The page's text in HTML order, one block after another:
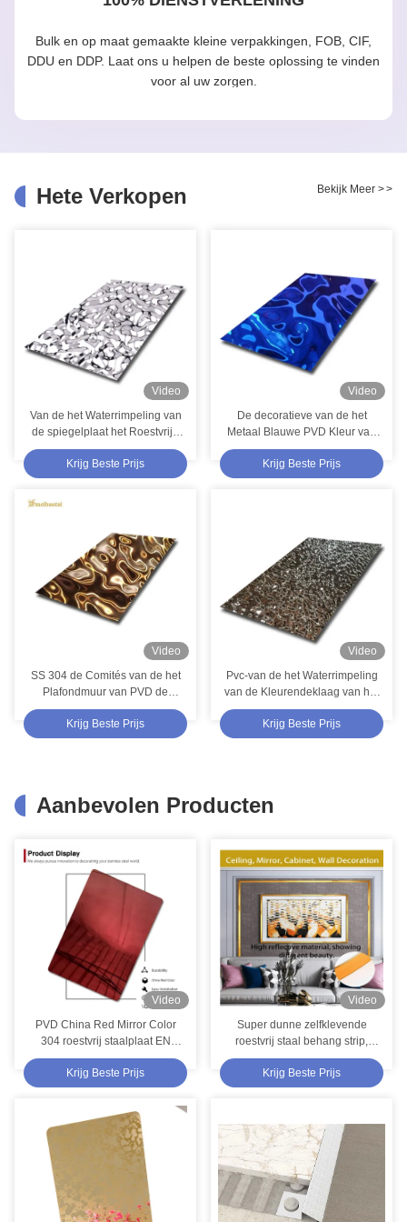
Bulk en op maat gemaakte kleine verpakkingen, FOB, CIF,
DDU en DDP. Laat ons u helpen de beste oplossing te vinden
voor al uw zorgen.
Hete Verkopen Bekijk Meer >>
Video
Van de het Waterrimpeling van
de spiegelplaat het Roestvrije
staalblad voor Plafond
Krijg Beste Prijs
Video
De decoratieve van de het
Metaal Blauwe PVD Kleur van
het Roestvrij staalblad
Rimpeling van het de
Deklaagwater
Krijg Beste Prijs
Video
SS 304 de Comités van de het
Plafondmuur van PVD de
Gouden Decoratieve Plaat van
de Waterrimpeling
Krijg Beste Prijs
Video
Pvc-van de het Waterrimpeling
van de Kleurendeklaag van het
het Roestvrije staalblad de
Decoratiemuur
Krijg Beste Prijs
Aanbevolen Producten
Video
PVD China Red Mirror Color
304 roestvrij staalplaat EN
Standard Decorative Plate
Krijg Beste Prijs
Video
Super dunne zelfklevende
roestvrij staal behang strip,
flexibele metalen rol voor muur
en meubel decor, meerdere
kleuren in voorraad
Krijg Beste Prijs